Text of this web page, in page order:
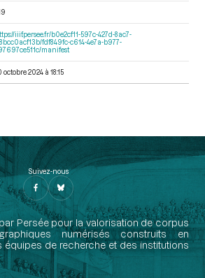
iiif.persee.fr/b0e2cf11-597c-427d-8ac7-
fdf849fc-c614-4e7a-b977-
manifest
octobre 2024 à 18:15
Suivez-nous
Persée pour la valorisation de corpus
numérisés construits en
équipes de recherche et des institutions